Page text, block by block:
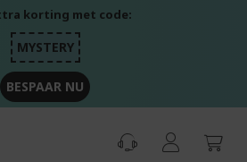
korting met code:
MYSTERY
BESPAAR NU